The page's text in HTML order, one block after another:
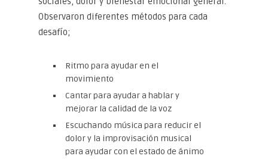
Observaron diferentes métodos para cada
desafío;
Ritmo para ayudar en el
movimiento
Cantar para ayudar a hablar y
mejorar la calidad de la voz
Escuchando música para reducir el
dolor y la improvisación musical
para ayudar con el estado de ánimo